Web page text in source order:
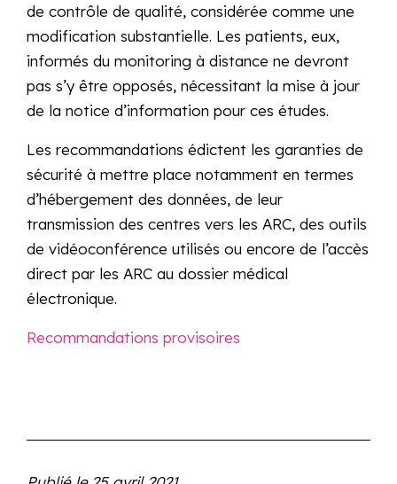
de contrôle de qualité, considérée comme une
modification substantielle. Les patients, eux,
informés du monitoring à distance ne devront
pas s’y être opposés, nécessitant la mise à jour
de la notice d’information pour ces études.
Les recommandations édictent les garanties de
sécurité à mettre place notamment en termes
d’hébergement des données, de leur
transmission des centres vers les ARC, des outils
de vidéoconférence utilisés ou encore de l’accès
direct par les ARC au dossier médical
électronique.
Recommandations provisoires